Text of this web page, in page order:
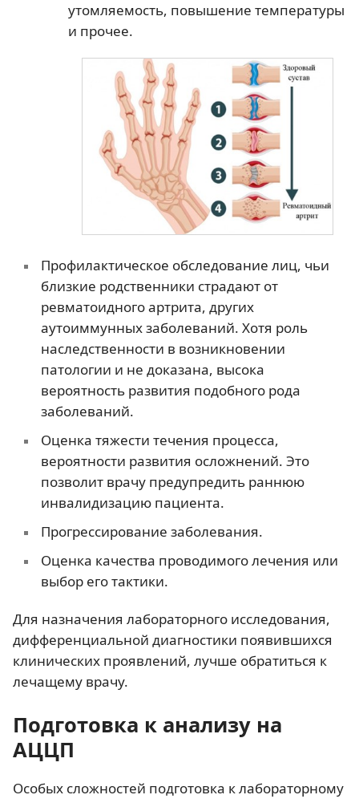
утомляемость, повышение температуры
и прочее.
Профилактическое обследование лиц, чьи
близкие родственники страдают от
ревматоидного артрита, других
аутоиммунных заболеваний. Хотя роль
наследственности в возникновении
патологии и не доказана, высока
вероятность развития подобного рода
заболеваний.
Оценка тяжести течения процесса,
вероятности развития осложнений. Это
позволит врачу предупредить раннюю
инвалидизацию пациента.
Прогрессирование заболевания.
Оценка качества проводимого лечения или
выбор его тактики.
Для назначения лабораторного исследования,
дифференциальной диагностики появившихся
клинических проявлений, лучше обратиться к
лечащему врачу.
Подготовка к анализу на
АЦЦП
Особых сложностей подготовка к лабораторному